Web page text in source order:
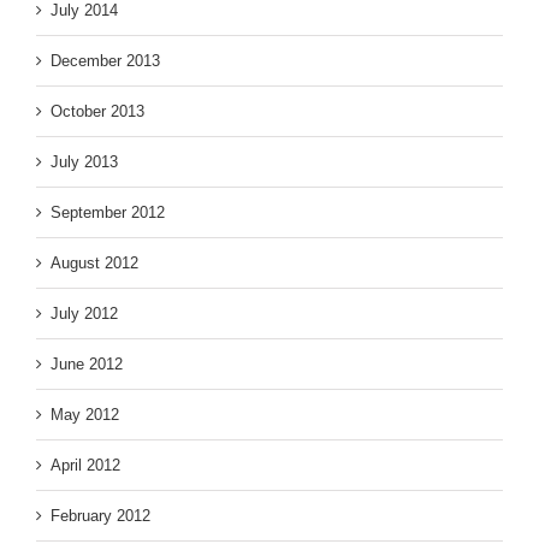
July 2014
December 2013
October 2013
July 2013
September 2012
August 2012
July 2012
June 2012
May 2012
April 2012
February 2012